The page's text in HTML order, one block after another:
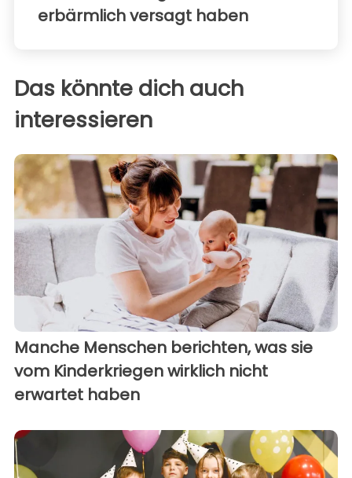
erbärmlich versagt haben
Das könnte dich auch
interessieren
Manche Menschen berichten, was sie
vom Kinderkriegen wirklich nicht
erwartet haben